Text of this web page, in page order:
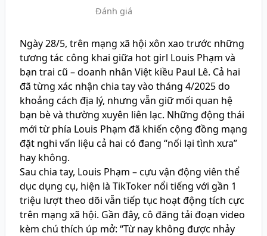
Đánh giá
Ngày 28/5, trên mạng xã hội xôn xao trước những
tương tác công khai giữa hot girl Louis Phạm và
bạn trai cũ – doanh nhân Việt kiều Paul Lê. Cả hai
đã từng xác nhận chia tay vào tháng 4/2025 do
khoảng cách địa lý, nhưng vẫn giữ mối quan hệ
bạn bè và thường xuyên liên lạc. Những động thái
mới từ phía Louis Phạm đã khiến cộng đồng mạng
đặt nghi vấn liệu cả hai có đang “nối lại tình xưa”
hay không.
Sau chia tay, Louis Phạm – cựu vận động viên thể
dục dụng cụ, hiện là TikToker nổi tiếng với gần 1
triệu lượt theo dõi vẫn tiếp tục hoạt động tích cực
trên mạng xã hội. Gần đây, cô đăng tải đoạn video
kèm chú thích úp mở: “Từ nay không được nhảy